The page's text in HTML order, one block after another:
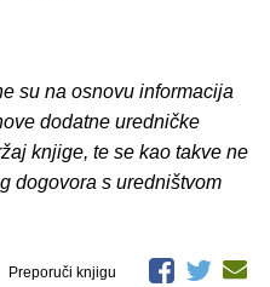
su na osnovu informacija
dodatne uredničke
knjige, te se kao takve ne
dogovora s uredništvom
Preporuči knjigu